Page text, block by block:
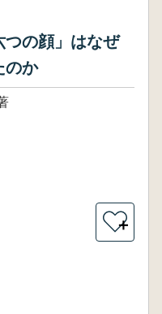
つの顔」はなぜ
のか
＋